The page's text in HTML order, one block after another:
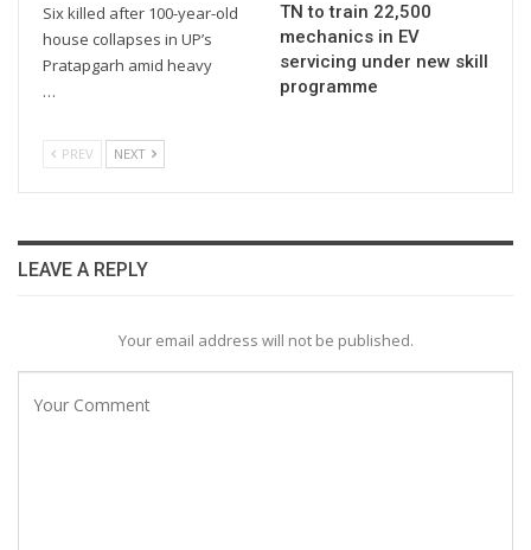
Six killed after 100-year-old
house collapses in UP’s
Pratapgarh amid heavy
…
TN to train 22,500
mechanics in EV
servicing under new skill
programme
PREV NEXT
LEAVE A REPLY
Your email address will not be published.